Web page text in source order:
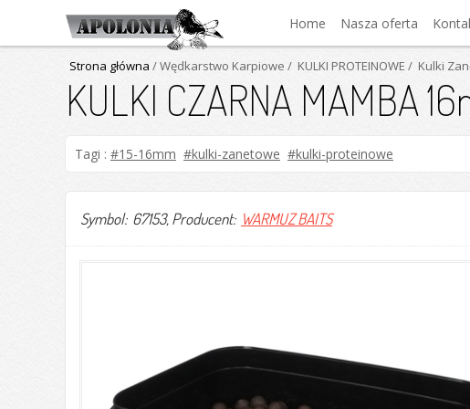
Home Nasza oferta
Strona główna / Wędkarstwo Karpiowe / KULKI PROTEINOWE / Kulki
KULKI CZARNA MAMBA
Tagi : #15-16mm #kulki-zanetowe #kulki-proteinowe
Symbol: 67153, Producent: WARMUZ BAITS